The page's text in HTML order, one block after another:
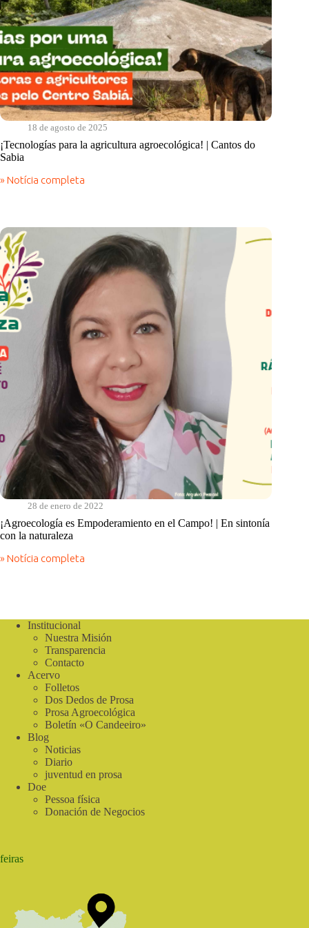
18 de agosto de 2025
¡Tecnologías para la agricultura agroecológica! | Cantos do
Sabia
» Notícia completa
¡Tecnologías
agroecológica!
|
Cantos
do
Sabia
28 de enero de 2022
¡Agroecología es Empoderamiento en el Campo! | En sintonía
con la naturaleza
» Notícia completa
¡Agroecología
Campo!
sintonía
naturaleza
Institucional
Nuestra Misión
Transparencia
Contacto
Acervo
Folletos
Dos Dedos de Prosa
Prosa Agroecológica
Boletín «O Candeeiro»
Blog
Noticias
Diario
juventud en prosa
Doe
Pessoa física
Donación de Negocios
feiras